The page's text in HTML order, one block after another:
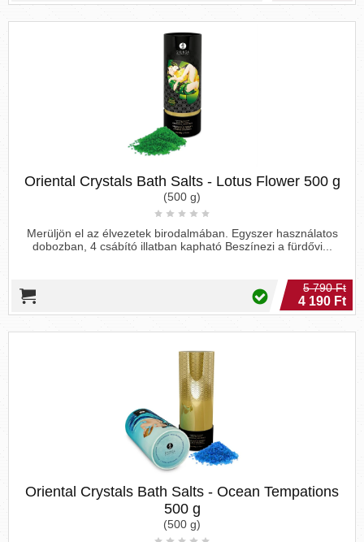
Oriental Crystals Bath Salts - Lotus Flower 500 g
(500 g)
Merüljön el az élvezetek birodalmában. Egyszer használatos
dobozban, 4 csábító illatban kapható Beszínezi a fürdővi...
5 790 Ft
4 190 Ft
Oriental Crystals Bath Salts - Ocean Tempations
500 g
(500 g)